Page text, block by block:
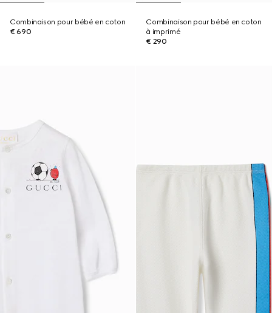
Combinaison pour bébé en coton
€ 690
Combinaison pour bébé en coton
à imprimé
€ 290